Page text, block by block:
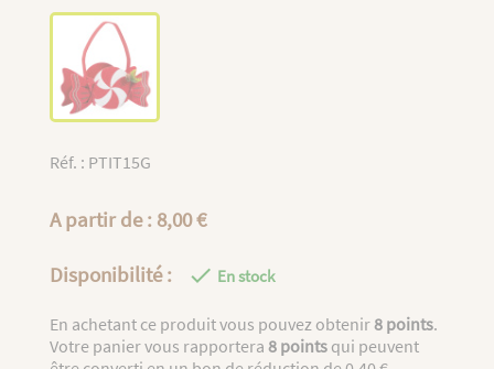
Réf. : PTIT15G
A partir de : 8,00 €
Disponibilité :  En stock
En achetant ce produit vous pouvez obtenir8 points.
Votre panier vous rapportera 8 points qui peuvent